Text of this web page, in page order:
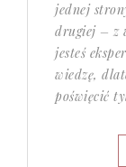
jednej
drugiej – z
jesteś
wiedzę,
poświęcić